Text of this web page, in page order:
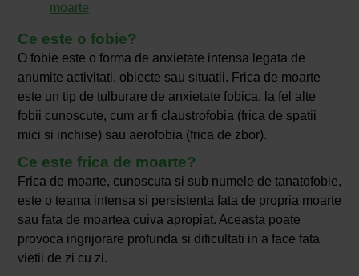
moarte
Ce este o fobie?
O fobie este o forma de anxietate intensa legata de
anumite activitati, obiecte sau situatii. Frica de moarte
este un tip de tulburare de anxietate fobica, la fel alte
fobii cunoscute, cum ar fi claustrofobia (frica de spatii
mici si inchise) sau aerofobia (frica de zbor).
Ce este frica de moarte?
Frica de moarte, cunoscuta si sub numele de tanatofobie,
este o teama intensa si persistenta fata de propria moarte
sau fata de moartea cuiva apropiat. Aceasta poate
provoca ingrijorare profunda si dificultati in a face fata
vietii de zi cu zi.